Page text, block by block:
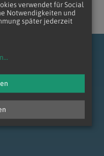
Seite
verwendet für Social
Notwendigkeiten und
später jederzeit
...